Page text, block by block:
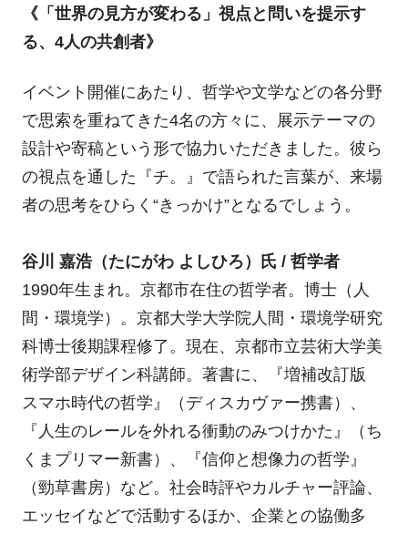
《「世界の見方が変わる」視点と問いを提示す
る、4人の共創者》
イベント開催にあたり、哲学や文学などの各分野
で思索を重ねてきた4名の方々に、展示テーマの
設計や寄稿という形で協力いただきました。彼ら
の視点を通した『チ。』で語られた言葉が、来場
者の思考をひらく“きっかけ”となるでしょう。
谷川 嘉浩（たにがわ よしひろ）氏 / 哲学者
1990年生まれ。京都市在住の哲学者。博士（人
間・環境学）。京都大学大学院人間・環境学研究
科博士後期課程修了。現在、京都市立芸術大学美
術学部デザイン科講師。著書に、『増補改訂版
スマホ時代の哲学』（ディスカヴァー携書）、
『人生のレールを外れる衝動のみつけかた』（ち
くまプリマー新書）、『信仰と想像力の哲学』
（勁草書房）など。社会時評やカルチャー評論、
エッセイなどで活動するほか、企業との協働多